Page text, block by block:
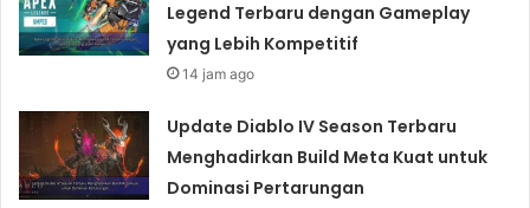
Legend Terbaru dengan Gameplay
yang Lebih Kompetitif
14 jam ago
Update Diablo IV Season Terbaru
Menghadirkan Build Meta Kuat untuk
Dominasi Pertarungan